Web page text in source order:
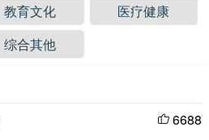
教育文化
医疗健康
综合其他
 6688